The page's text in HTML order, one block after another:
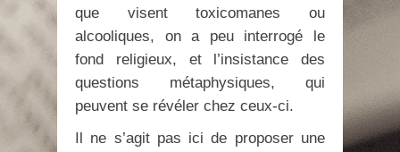
que visent toxicomanes ou
alcooliques, on a peu interrogé le
fond religieux, et l’insistance des
questions métaphysiques, qui
peuvent se révéler chez ceux-ci.
Il ne s’agit pas ici de proposer une